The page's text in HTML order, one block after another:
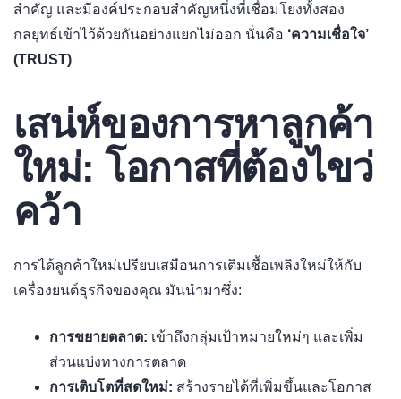
สำคัญ และมีองค์ประกอบสำคัญหนึ่งที่เชื่อมโยงทั้งสอง
กลยุทธ์เข้าไว้ด้วยกันอย่างแยกไม่ออก นั่นคือ ‘ความเชื่อใจ’
(TRUST)
เสน่ห์ของการหาลูกค้า
ใหม่: โอกาสที่ต้องไขว่
คว้า
การได้ลูกค้าใหม่เปรียบเสมือนการเติมเชื้อเพลิงใหม่ให้กับ
เครื่องยนต์ธุรกิจของคุณ มันนำมาซึ่ง:
การขยายตลาด: เข้าถึงกลุ่มเป้าหมายใหม่ๆ และเพิ่ม
ส่วนแบ่งทางการตลาด
การเติบโตที่สดใหม่: สร้างรายได้ที่เพิ่มขึ้นและโอกาส